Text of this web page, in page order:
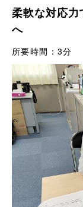
柔軟な対応
へ
所要時間： 3分